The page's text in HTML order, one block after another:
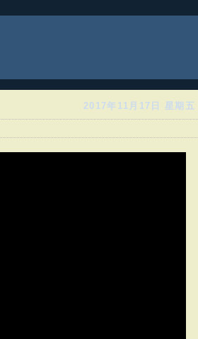
2017年11月17日 星期五